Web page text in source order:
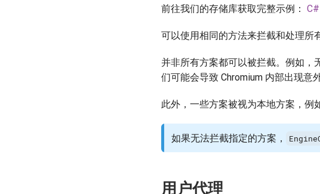
前往我们的存储库获取完整示例： C#
可以使用相同的方法来拦截和处理所
并非所有方案都可以被拦截。例如，
们可能会导致 Chromium 内部出现意
此外，一些方案被视为本地方案，例
如果无法拦截指定的方案，
用户代理